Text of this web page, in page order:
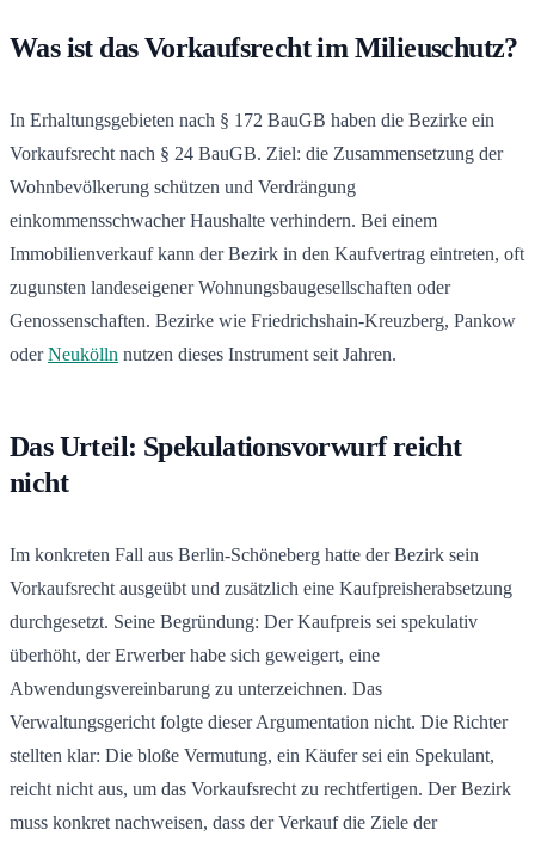
Was ist das Vorkaufsrecht im Milieuschutz?
In Erhaltungsgebieten nach § 172 BauGB haben die Bezirke ein
Vorkaufsrecht nach § 24 BauGB. Ziel: die Zusammensetzung der
Wohnbevölkerung schützen und Verdrängung
einkommensschwacher Haushalte verhindern. Bei einem
Immobilienverkauf kann der Bezirk in den Kaufvertrag eintreten, oft
zugunsten landeseigener Wohnungsbaugesellschaften oder
Genossenschaften. Bezirke wie Friedrichshain-Kreuzberg, Pankow
oderNeukölln nutzen dieses Instrument seit Jahren.
Das Urteil: Spekulationsvorwurf reicht
nicht
Im konkreten Fall aus Berlin-Schöneberg hatte der Bezirk sein
Vorkaufsrecht ausgeübt und zusätzlich eine Kaufpreisherabsetzung
durchgesetzt. Seine Begründung: Der Kaufpreis sei spekulativ
überhöht, der Erwerber habe sich geweigert, eine
Abwendungsvereinbarung zu unterzeichnen. Das
Verwaltungsgericht folgte dieser Argumentation nicht. Die Richter
stellten klar: Die bloße Vermutung, ein Käufer sei ein Spekulant,
reicht nicht aus, um das Vorkaufsrecht zu rechtfertigen. Der Bezirk
muss konkret nachweisen, dass der Verkauf die Ziele der